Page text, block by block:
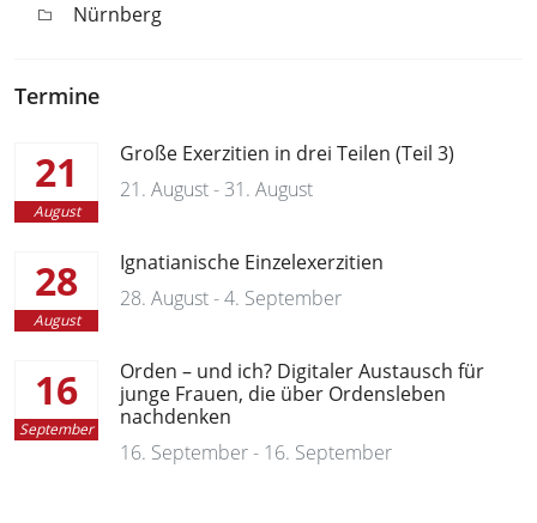
Nürnberg
Termine
21
August
Große Exerzitien in drei Teilen (Teil 3)
21. August - 31. August
28
August
Ignatianische Einzelexerzitien
28. August - 4. September
16
September
Orden – und ich? Digitaler Austausch für
junge Frauen, die über Ordensleben
nachdenken
16. September - 16. September